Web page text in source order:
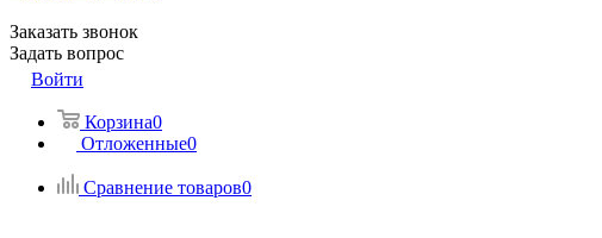
Заказать звонок
Задать вопрос
Войти
Корзина0
Отложенные0
Сравнение товаров0